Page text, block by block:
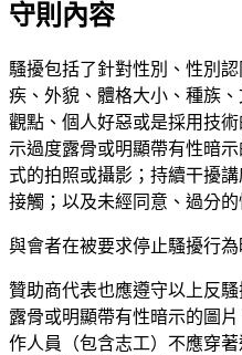
守則內容
騷擾包括了針對性別、性別
疾、外貌、體格大小、種族
觀點、個人好惡或是採用技
示過度露骨或明顯帶有性暗
式的拍照或攝影；持續干擾
接觸；以及未經同意、過分的
與會者在被要求停止騷擾行
贊助商代表也應遵守以上反
露骨或明顯帶有性暗示的圖
作人員（包含志工）不應穿